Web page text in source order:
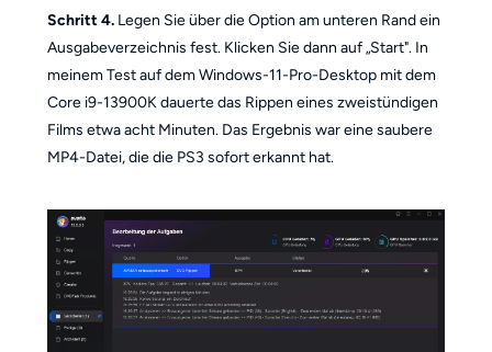
Schritt 4.Legen Sie über die Option am unteren Rand ein
Ausgabeverzeichnis fest. Klicken Sie dann auf „Start". In
meinem Test auf dem Windows-11-Pro-Desktop mit dem
Core i9-13900K dauerte das Rippen eines zweistündigen
Films etwa acht Minuten. Das Ergebnis war eine saubere
MP4-Datei, die die PS3 sofort erkannt hat.